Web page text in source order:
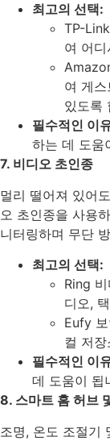
최고의 선택:
TP-
여 어
여 게
있도록
필수적인 이
하는 데 도움
7. 비디오 초인종
멀리 떨어져 있어
오 초인종을 사용
니터링하며 무단
최고의 선택:
Ring
디오,
Eufy
컬 저
필수적인 이
데 도움이 됩
8. 스마트 홈 허브
조명, 온도 조절기